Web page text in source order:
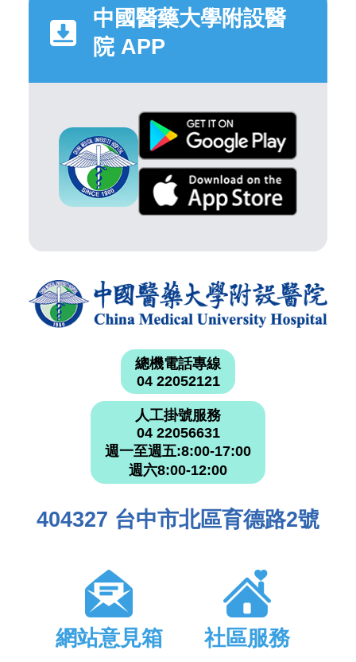
中國醫藥大學附設醫
院 APP
總機電話專線
04 22052121
人工掛號服務
04 22056631
週一至週五:8:00-17:00
週六8:00-12:00
404327 台中市北區育德路2號
網站意見箱 社區服務